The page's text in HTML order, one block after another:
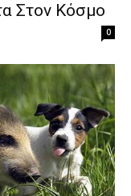
Στον Κόσμο
0